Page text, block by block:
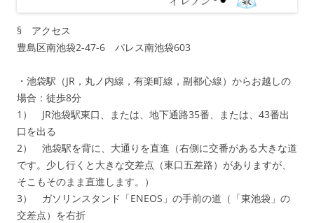
§ アクセス
豊島区南池袋2-47-6 パレス南池袋603
・池袋駅（JR，丸ノ内線，有楽町線，副都心線）からお越しの
場合：徒歩8分
1） JR池袋駅東口、または、地下通路35番、または、43番出
口を出る
2） 池袋駅を背に、大通りを直進（右側に交番がある大きな道
です。少し行くと大きな交差点（東口五差路）がありますが、
そこもそのまま直進します。）
3） ガソリンスタンド「ENEOS」の手前の道（「東池袋」の
交差点）を右折